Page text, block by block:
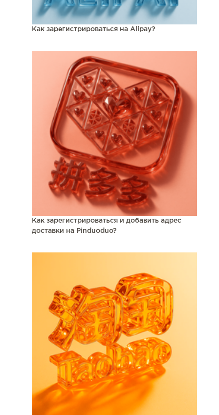
Как зарегистрироваться на Alipay?
Как зарегистрироваться и добавить адрес
доставки на Pinduoduo?